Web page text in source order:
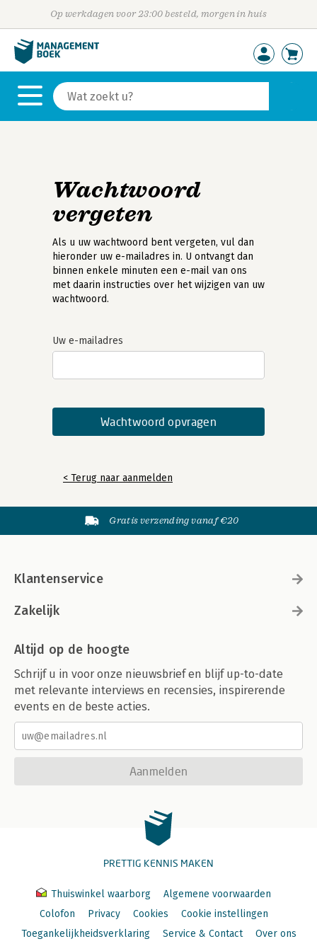
Op werkdagen voor 23:00 besteld, morgen in huis
Wachtwoord
vergeten
Als u uw wachtwoord bent vergeten, vul dan
hieronder uw e-mailadres in. U ontvangt dan
binnen enkele minuten een e-mail van ons
met daarin instructies over het wijzigen van uw
wachtwoord.
Uw e-mailadres
< Terug naar aanmelden
Gratis verzending vanaf €20
Klantenservice
Zakelijk
Altijd op de hoogte
Schrijf u in voor onze nieuwsbrief en blijf up-to-date
met relevante interviews en recensies, inspirerende
events en de beste acties.
Aanmelden
PRETTIG KENNIS MAKEN
Thuiswinkel waarborg
Algemene voorwaarden
Colofon
Privacy Cookies
Cookie instellingen
Toegankelijkheidsverklaring
Service & Contact Over ons